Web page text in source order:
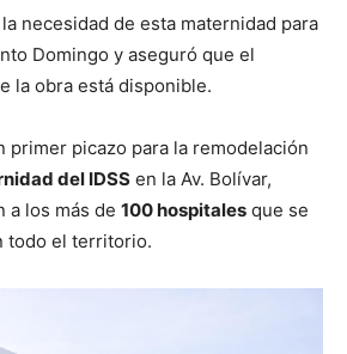
necesidad de esta maternidad para
Domingo y aseguró que el
la obra está disponible.
primer picazo para la remodelación
del IDSS en la Av. Bolívar,
a los más de 100 hospitales que se
todo el territorio.